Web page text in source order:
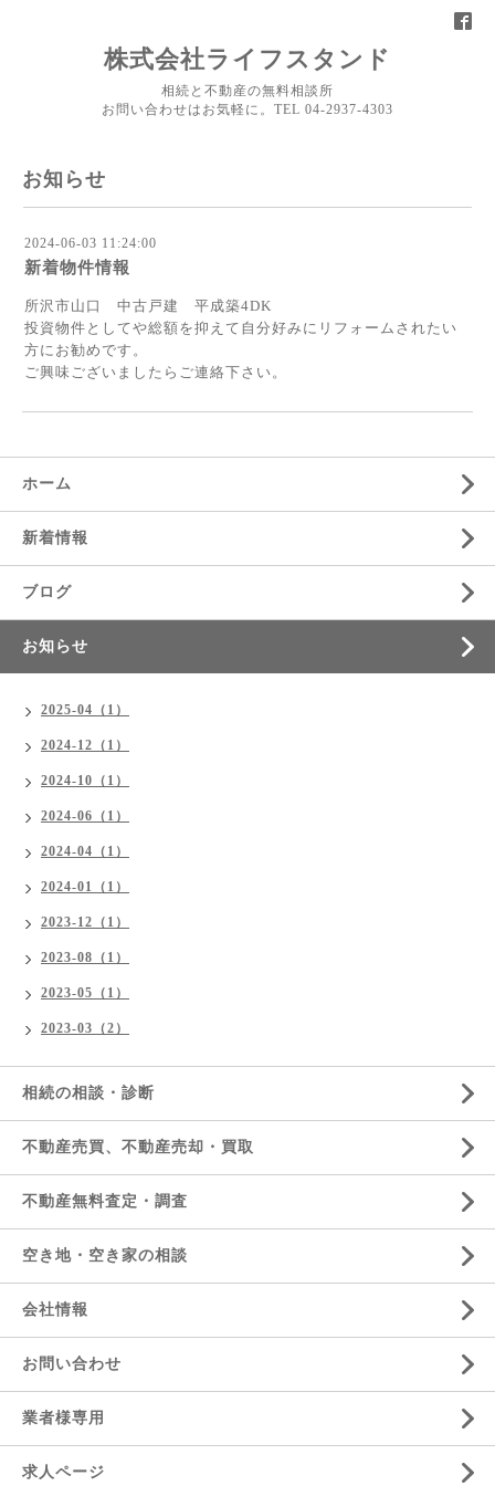
株式会社ライフスタンド
相続と不動産の無料相談所
お問い合わせはお気軽に。TEL 04-2937-4303
お知らせ
2024-06-03 11:24:00
新着物件情報
所沢市山口 中古戸建 平成築4DK
投資物件としてや総額を抑えて自分好みにリフォームされたい
方にお勧めです。
ご興味ございましたらご連絡下さい。
ホーム
新着情報
ブログ
お知らせ
2025-04（1）
2024-12（1）
2024-10（1）
2024-06（1）
2024-04（1）
2024-01（1）
2023-12（1）
2023-08（1）
2023-05（1）
2023-03（2）
相続の相談・診断
不動産売買、不動産売却・買取
不動産無料査定・調査
空き地・空き家の相談
会社情報
お問い合わせ
業者様専用
求人ページ